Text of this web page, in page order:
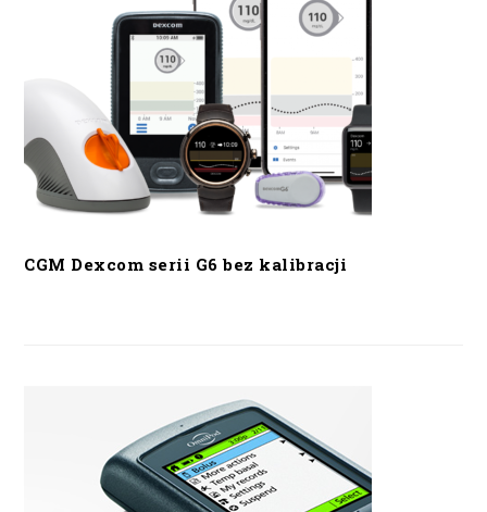
CGM Dexcom serii G6 bez kalibracji